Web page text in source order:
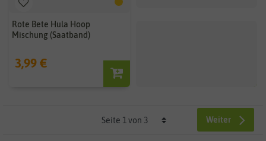
Rote Bete Hula Hoop
Mischung (Saatband)
3,99 €
Weiter